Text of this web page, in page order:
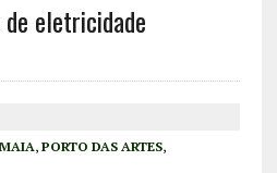
eletricidade
MAIA, PORTO DAS ARTES,